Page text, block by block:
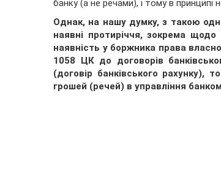
банку (а не речами), і тому в принципі
Однак, на нашу думку, з такою
наявні протиріччя, зокрема
наявність у боржника права
1058 ЦК до договорів
(договір банківського
грошей (речей) в управління